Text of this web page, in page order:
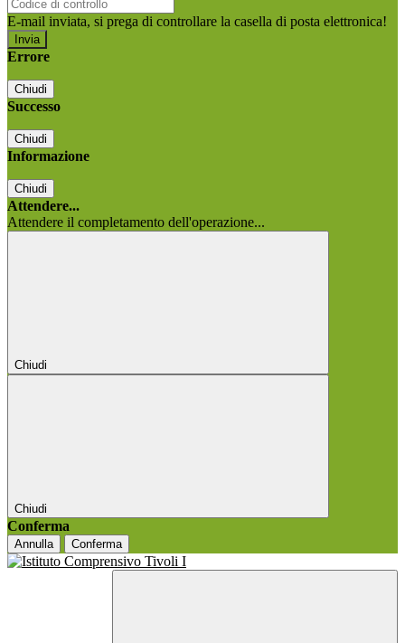
E-mail inviata, si prega di controllare la casella di posta elettronica!
Errore
Chiudi
Successo
Chiudi
Informazione
Chiudi
Attendere...
Attendere il completamento dell'operazione...
Chiudi
Chiudi
Conferma
Annulla Conferma